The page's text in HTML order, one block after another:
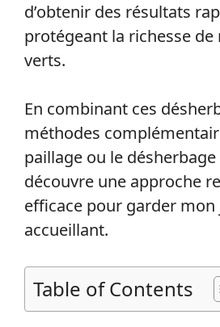
d’obtenir des résultats
protégeant la richesse de
verts.
En combinant ces
méthodes
paillage ou le
découvre une approche
efficace pour garder
accueillant.
Table of Contents